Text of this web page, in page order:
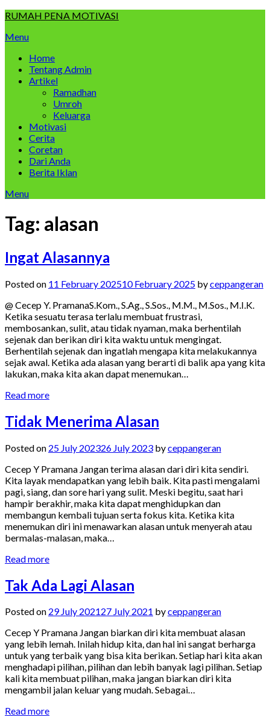
Skip
content
RUMAH PENA MOTIVASI
Menu
Home
Tentang Admin
Artikel
Ramadhan
Umroh
Keluarga
Motivasi
Cerita
Coretan
Dari Anda
Berita Iklan
Menu
Tag: alasan
Ingat Alasannya
Posted on 11 February 202510 February 2025 byceppangeran
@ Cecep Y. PramanaS.Kom., S.Ag., S.Sos., M.M., M.Sos., M.I.K.
Ketika sesuatu terasa terlalu membuat frustrasi,
membosankan, sulit, atau tidak nyaman, maka berhentilah
sejenak dan berikan diri kita waktu untuk mengingat.
Berhentilah sejenak dan ingatlah mengapa kita melakukannya
sejak awal. Ketika ada alasan yang berarti di balik apa yang kita
lakukan, maka kita akan dapat menemukan…
Read more
Tidak Menerima Alasan
Posted on 25 July 202326 July 2023 byceppangeran
Cecep Y Pramana Jangan terima alasan dari diri kita sendiri.
Kita layak mendapatkan yang lebih baik. Kita pasti mengalami
pagi, siang, dan sore hari yang sulit. Meski begitu, saat hari
hampir berakhir, maka kita dapat menghidupkan dan
membangun kembali tujuan serta fokus kita. Ketika kita
menemukan diri ini menawarkan alasan untuk menyerah atau
bermalas-malasan, maka…
Read more
Tak Ada Lagi Alasan
Posted on 29 July 202127 July 2021 byceppangeran
Cecep Y Pramana Jangan biarkan diri kita membuat alasan
yang lebih lemah. Inilah hidup kita, dan hal ini sangat berharga
untuk yang terbaik yang bisa kita berikan. Setiap hari kita akan
menghadapi pilihan, pilihan dan lebih banyak lagi pilihan. Setiap
kali kita membuat pilihan, maka jangan biarkan diri kita
mengambil jalan keluar yang mudah. Sebagai…
Read more